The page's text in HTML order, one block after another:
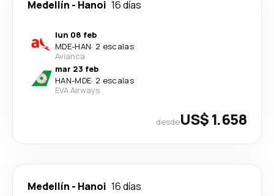
Medellín - Hanoi 16 días
lun 08 feb
MDE-HAN· 2 escalas
Avianca
mar 23 feb
HAN-MDE· 2 escalas
EVA Airways
desdeUS$ 1.658
Medellín - Hanoi 16 días